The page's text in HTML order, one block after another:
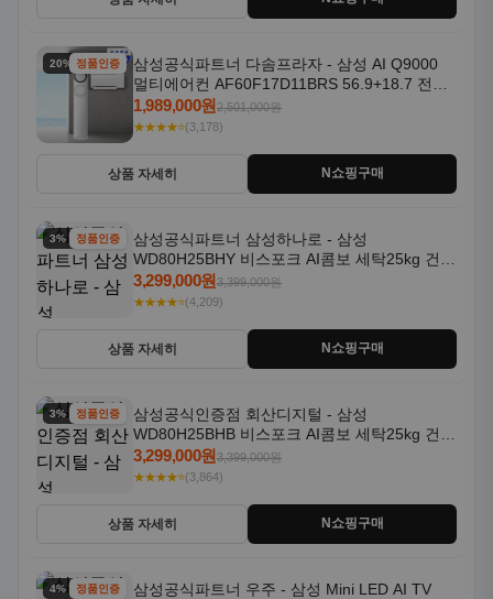
20% 할인정품인증
삼성공식파트너 다솜프라자 - 삼성 AI Q9000
멀티에어컨 AF60F17D11BRS 56.9+18.7 전국
기본설치포함
1,989,000원2,501,000원
★★★★⭐(3,178)
상품 자세히 N쇼핑구매
3% 할인정품인증
삼성공식파트너 삼성하나로 - 삼성
WD80H25BHY 비스포크 AI콤보 세탁25kg 건조
18kg 26년형 일체형 1등급
3,299,000원3,399,000원
★★★★⭐(4,209)
상품 자세히 N쇼핑구매
3% 할인정품인증
삼성공식인증점 회산디지털 - 삼성
WD80H25BHB 비스포크 AI콤보 세탁25kg 건조
18kg 26년형 일체형 1등급
3,299,000원3,399,000원
★★★★⭐(3,864)
상품 자세히 N쇼핑구매
4% 할인정품인증
삼성공식파트너 우주 - 삼성 Mini LED AI TV